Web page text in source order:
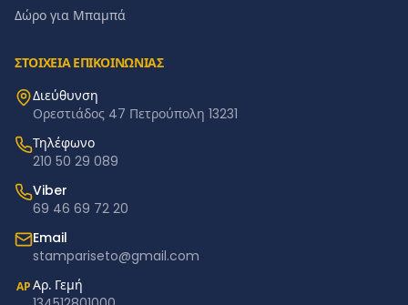
Δώρο για Μπαμπά
ΣΤΟΙΧΕΙΑ ΕΠΙΚΟΙΝΩΝΙΑΣ
Διεύθυνση
Ορεστιάδος 47 Πετρούπολη 13231
Τηλέφωνο
210 50 29 089
Viber
69 46 69 72 20
Email
stampariseto@gmail.com
ΑΡΑρ. Γεμή